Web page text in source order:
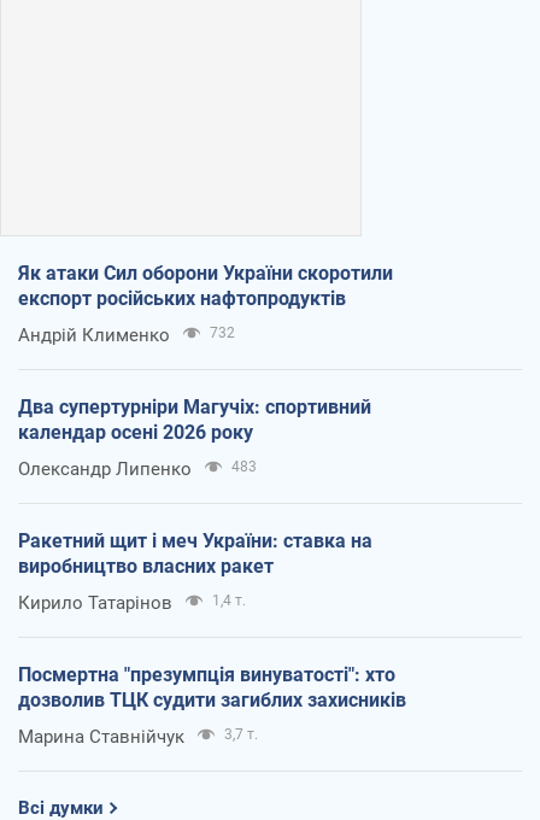
Як атаки Сил оборони України скоротили
експорт російських нафтопродуктів
Андрій Клименко 732
Два супертурніри Магучіх: спортивний
календар осені 2026 року
Олександр Липенко 483
Ракетний щит і меч України: ставка на
виробництво власних ракет
Кирило Татарінов 1,4 т.
Посмертна "презумпція винуватості": хто
дозволив ТЦК судити загиблих захисників
Марина Ставнійчук 3,7 т.
Всі думки